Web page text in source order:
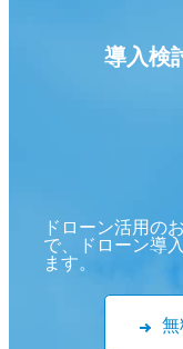
導入検
ドローン活用の
で、ドローン導
ます。
無